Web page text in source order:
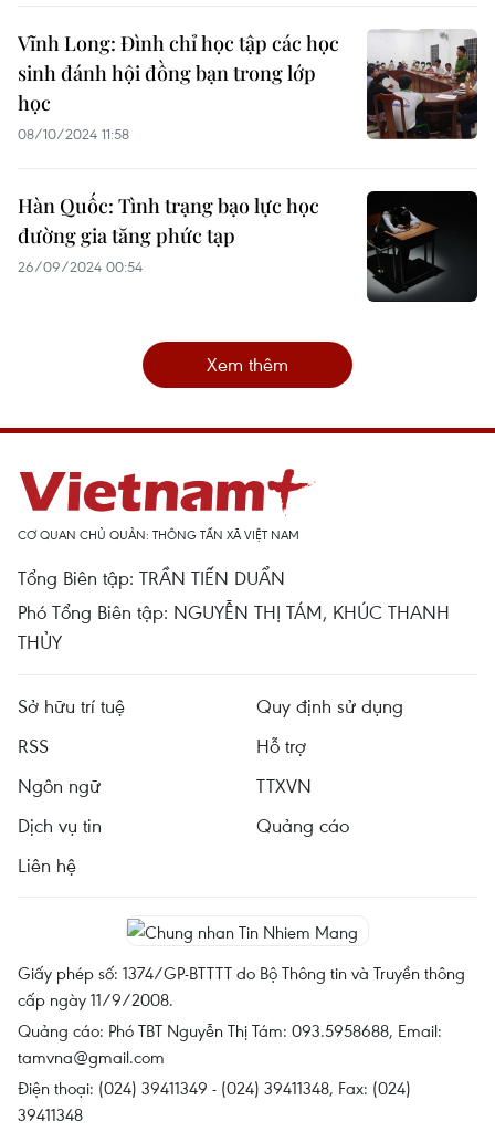
Vĩnh Long: Đình chỉ học tập các học
sinh đánh hội đồng bạn trong lớp
học
08/10/2024 11:58
Hàn Quốc: Tình trạng bạo lực học
đường gia tăng phức tạp
26/09/2024 00:54
Xem thêm
CƠ QUAN CHỦ QUẢN: THÔNG TẤN XÃ VIỆT NAM
Tổng Biên tập: TRẦN TIẾN DUẨN
Phó Tổng Biên tập: NGUYỄN THỊ TÁM, KHÚC THANH
THỦY
Sở hữu trí tuệ
Quy định sử dụng
RSS
Hỗ trợ
Ngôn ngữ
TTXVN
Dịch vụ tin
Quảng cáo
Liên hệ
Giấy phép số: 1374/GP-BTTTT do Bộ Thông tin và Truyền thông
cấp ngày 11/9/2008.
Quảng cáo: Phó TBT Nguyễn Thị Tám: 093.5958688, Email:
tamvna@gmail.com
Điện thoại: (024) 39411349 - (024) 39411348, Fax: (024)
39411348